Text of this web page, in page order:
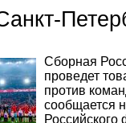
Сборная
проведет
против
сообщается
Российского